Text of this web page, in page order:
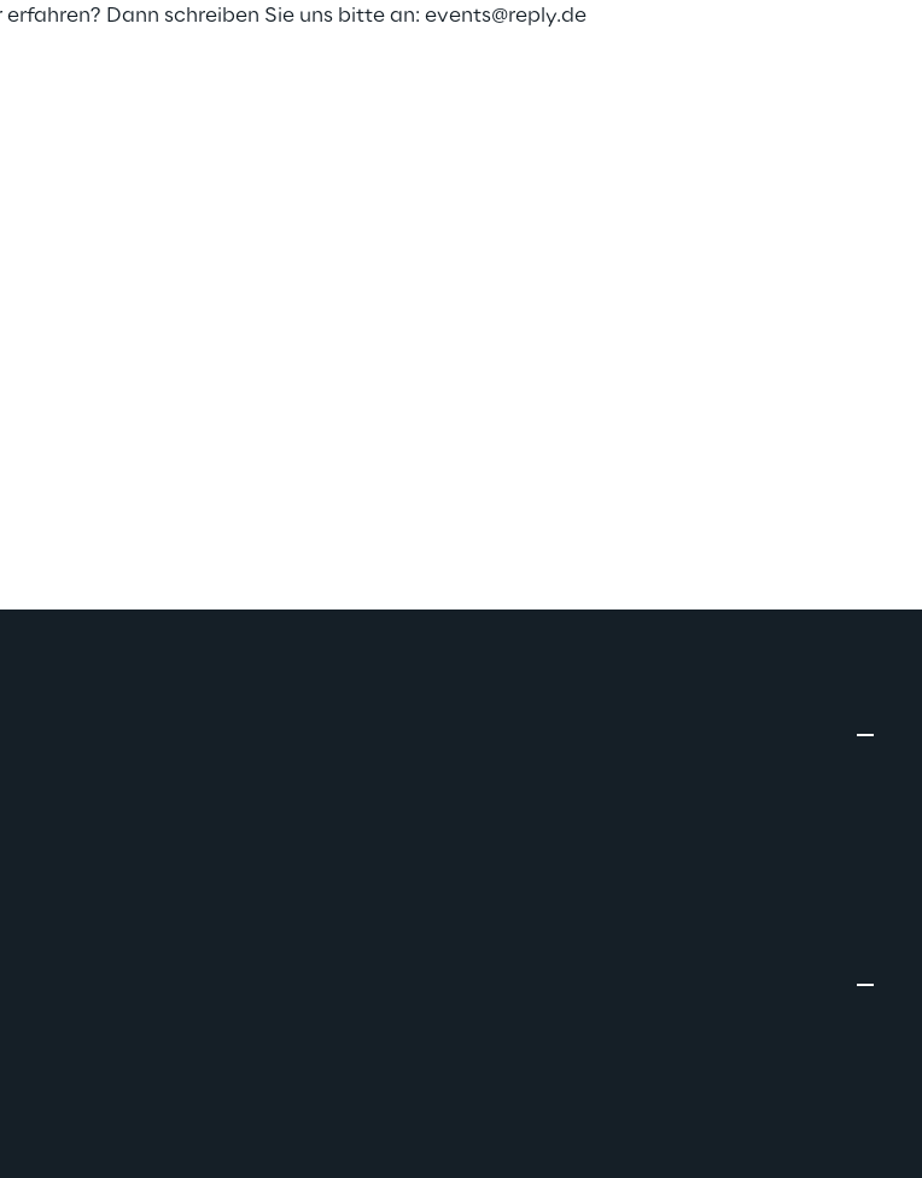
Dann schreiben Sie uns bitte an:events@reply.de